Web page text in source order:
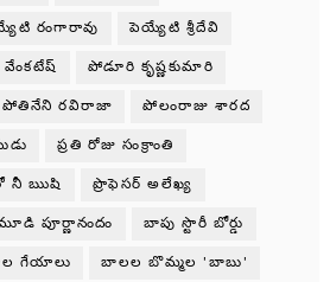
రంగారావు పెయ్యేటి శ్రీదేవి
పోడూరి కృష్ణకుమారి
పోతినేని రవిరాజా పోలంరాజు శారద
ప్రతి రోజు సంక్రాంతి
నీ ఋషి ప్రొఫెసర్ అలేఖ్య
పూర్ణానందం బాపు స్టొరీ బోర్డు
గేయాలు బాలల బొమ్మల 'బాబు'